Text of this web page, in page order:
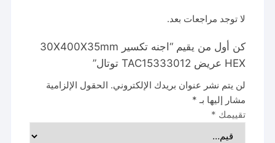
لا توجد مراجعات بعد.
كن أول من يقيم “اجنه تكسير 30X400X35mm
HEX عريض TAC15333012 توتال”
لن يتم نشر عنوان بريدك الإلكتروني. الحقول الإلزامية
مشار إليها بـ *
تقييمك *